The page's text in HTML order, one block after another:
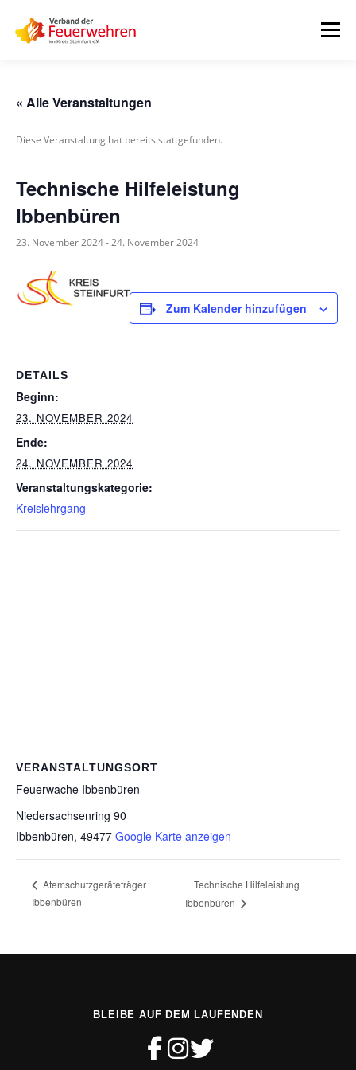
springen
Menü
ALLE TERMINE
INTERNER BEREICH
« Alle Veranstaltungen
Diese Veranstaltung hat bereits stattgefunden.
Technische Hilfeleistung
Ibbenbüren
23. November 2024-24. November 2024
Zum Kalender hinzufügen
DETAILS
Beginn:
23. NOVEMBER 2024
Ende:
24. NOVEMBER 2024
Veranstaltungskategorie:
Kreislehrgang
VERANSTALTUNGSORT
Feuerwache Ibbenbüren
Niedersachsenring 90
Ibbenbüren, 49477 Google Karte anzeigen
Atemschutzgeräteträger
Ibbenbüren
Technische Hilfeleistung
Ibbenbüren
BLEIBE AUF DEM LAUFENDEN